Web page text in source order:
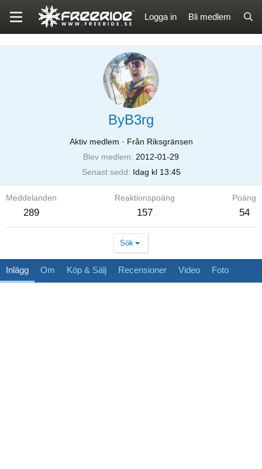
Logga in Bli medlem
ByB3rg
Aktiv medlem · Från Riksgränsen
Blev medlem
2012-01-29
Senast sedd
Idag kl 13:45
Meddelanden
289
Reaktionspoäng
157
Poäng
54
Sök
Inlägg Om Köp & Sälj Recensioner Video Foto